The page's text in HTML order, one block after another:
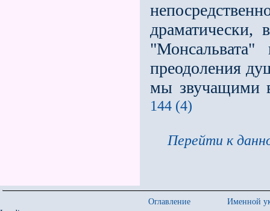
драматически,
преодоления
мы звучащими
144 (4)
Перейти к
Оглавление
Именной